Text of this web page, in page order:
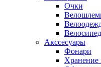
Очки
Акссесуары
Фонари
Хранение